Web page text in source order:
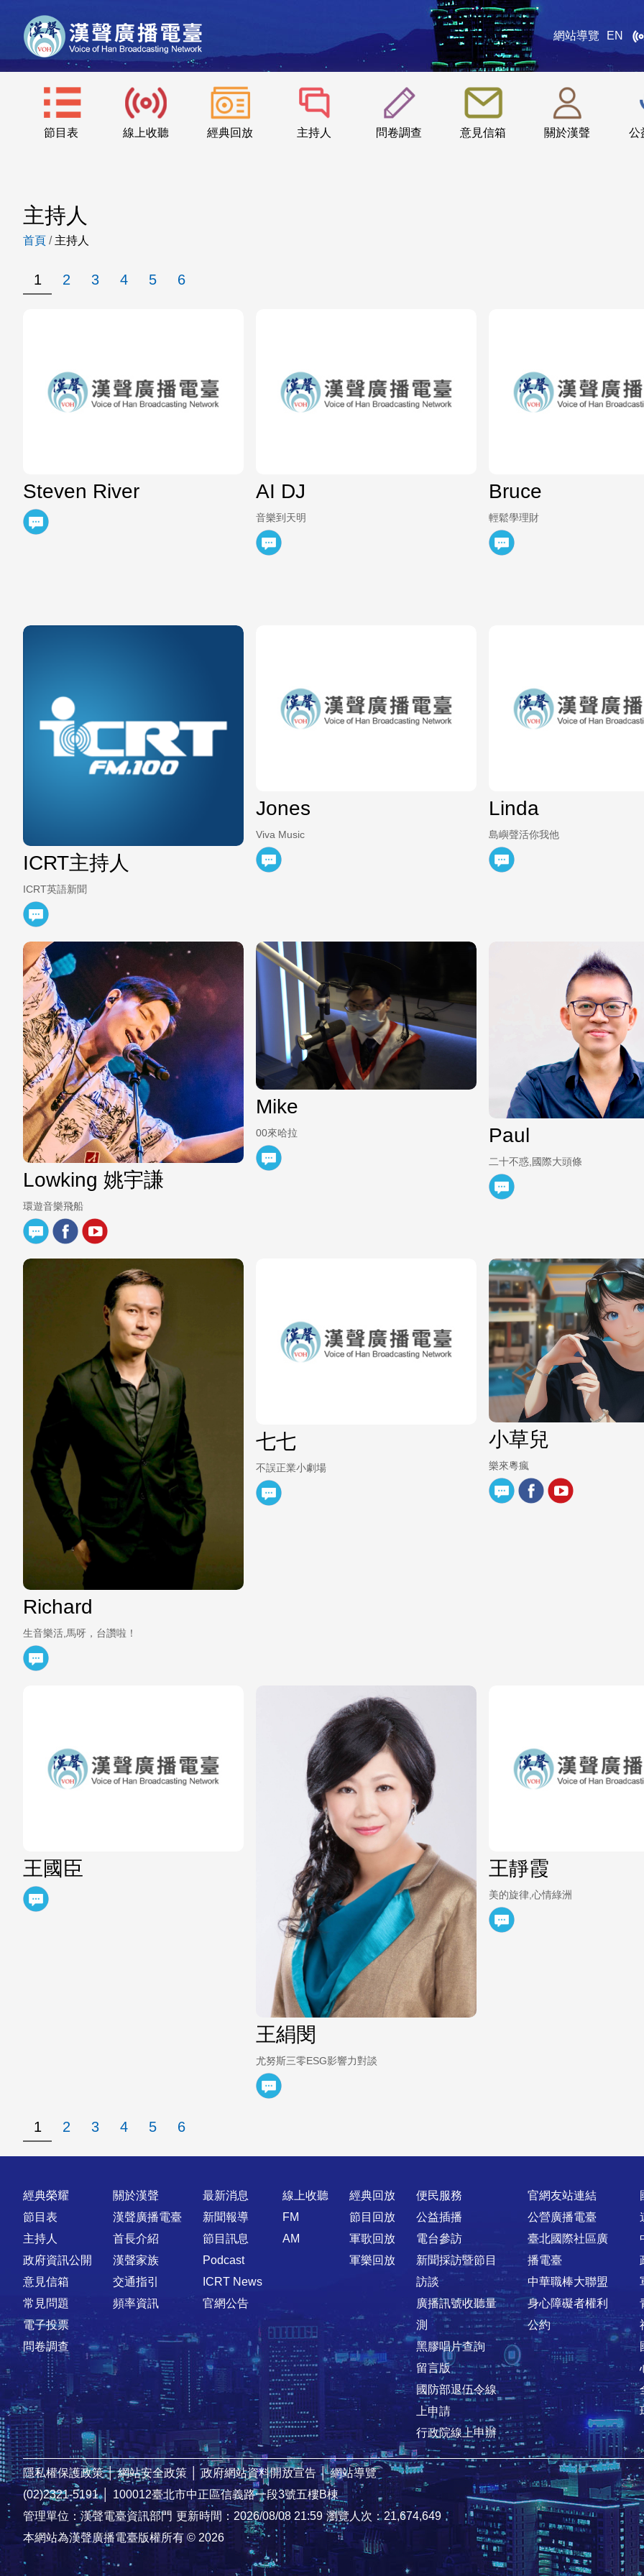
網站導覽 EN
節目表 線上收聽 經典回放 主持人 問卷調查 意見信箱 關於漢聲 公
:::
主持人
首頁 / 主持人
1 2 3 4 5 6
Steven River AI DJ
音樂到天明
Bruce
輕鬆學理財
ICRT主持人
ICRT英語新聞
Jones
Viva Music
Linda
島嶼聲活你我他
Lowking 姚宇謙
環遊音樂飛船
Mike
00來哈拉 Paul
二十不惑,國際大頭條
Richard
生音樂活,馬呀，台讚啦！
七七
不誤正業小劇場
小草兒
樂來粵瘋
王國臣
王絹閔
尤努斯三零ESG影響力對談
王靜霞
美的旋律,心情綠洲
1 2 3 4 5 6
快速連結
經典榮耀
節目表
主持人
政府資訊公開
意見信箱
常見問題
電子投票
問卷調查
關於漢聲
漢聲廣播電臺
首長介紹
漢聲家族
交通指引
頻率資訊
最新消息
新聞報導
節目訊息
Podcast
ICRT News
官網公告
線上收聽
FM
AM
經典回放
節目回放
軍歌回放
軍樂回放
便民服務
公益插播
電台參訪
新聞採訪暨節目
訪談
廣播訊號收聽量
測
黑膠唱片查詢
留言版
國防部退伍令線
上申請
行政院線上申辦
官網友站連結
公營廣播電臺
臺北國際社區廣
播電臺
中華職棒大聯盟
身心障礙者權利
公約
隱私權保護政策 │ 網站安全政策 │ 政府網站資料開放宣告 │ 網站導覽
(02)2321-5191 │
100012臺北市中正區信義路一段3號五樓B棟
管理單位：漢聲電臺資訊部門 更新時間：2026/08/08 21:59 瀏覽人次：21,674,649
本網站為漢聲廣播電臺版權所有 © 2026